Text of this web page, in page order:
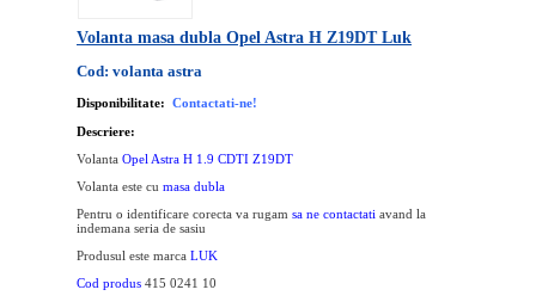
Volanta masa dubla Opel Astra H Z19DT Luk
Cod: volanta astra
Disponibilitate: Contactati-ne!
Descriere:
Volanta Opel Astra H 1.9 CDTI Z19DT
Volanta este cu masa dubla
Pentru o identificare corecta va rugam sa ne contactati avand la
indemana seria de sasiu
Produsul este marca LUK
Cod produs 415 0241 10